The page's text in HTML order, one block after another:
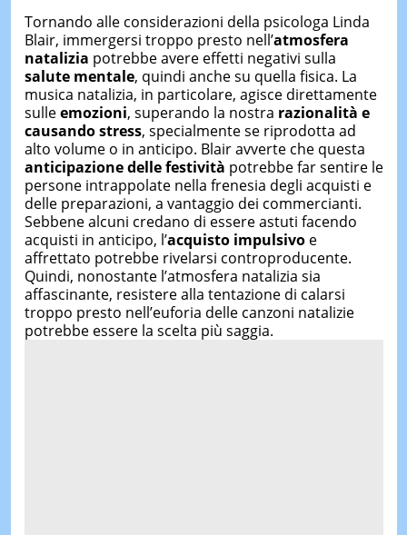
Tornando alle considerazioni della psicologa Linda
Blair, immergersi troppo presto nell’atmosfera
natalizia potrebbe avere effetti negativi sulla
salute mentale, quindi anche su quella fisica. La
musica natalizia, in particolare, agisce direttamente
sulleemozioni, superando la nostra razionalità e
causando stress, specialmente se riprodotta ad
alto volume o in anticipo. Blair avverte che questa
anticipazione delle festività potrebbe far sentire le
persone intrappolate nella frenesia degli acquisti e
delle preparazioni, a vantaggio dei commercianti.
Sebbene alcuni credano di essere astuti facendo
acquisti in anticipo, l’acquisto impulsivoe
affrettato potrebbe rivelarsi controproducente.
Quindi, nonostante l’atmosfera natalizia sia
affascinante, resistere alla tentazione di calarsi
troppo presto nell’euforia delle canzoni natalizie
potrebbe essere la scelta più saggia.